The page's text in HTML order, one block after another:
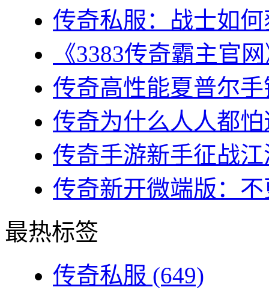
传奇私服：战士如
《3383传奇霸主官
传奇高性能夏普尔
传奇为什么人人都
传奇手游新手征战
传奇新开微端版：
最热标签
传奇私服 (649)